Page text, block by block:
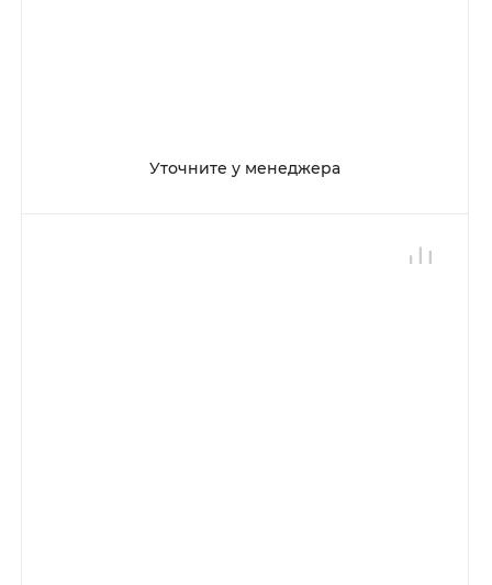
Уточните у менеджера